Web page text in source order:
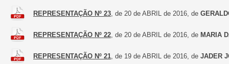
REPRESENTAÇÃO Nº 23, de 20 de ABRIL de 2016, de
REPRESENTAÇÃO Nº 22, de 20 de ABRIL de 2016, de MARIA
REPRESENTAÇÃO Nº 21, de 19 de ABRIL de 2016, de JADER